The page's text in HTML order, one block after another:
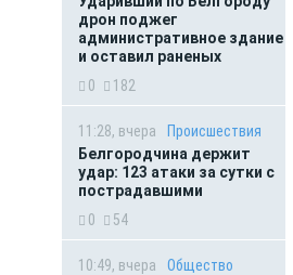
дрон поджег
административное здание
и оставил раненых
0
182
11:28, вчера
Происшествия
Белгородчина держит
удар: 123 атаки за сутки с
пострадавшими
0
54
10:49, вчера
Общество